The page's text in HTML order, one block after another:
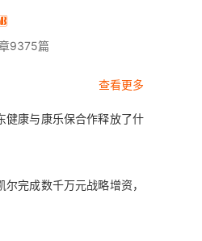
9375篇
查看更多
健康与康乐保合作释放了什
完成数千万元战略增资，